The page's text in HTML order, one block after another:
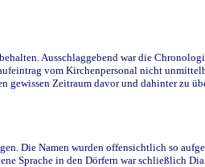
Ausschlaggebend war die
vom Kirchenpersonal nicht
Zeitraum davor und dahinter zu
Die Namen wurden offensichtlich so
Sprache in den Dörfern war schließlich